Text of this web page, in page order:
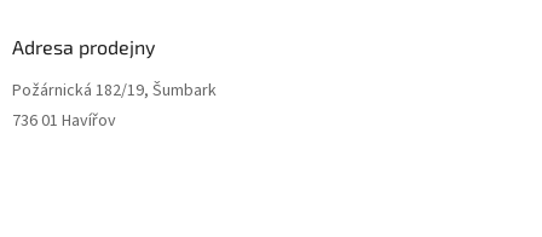
Adresa prodejny
Požárnická 182/19, Šumbark
736 01 Havířov